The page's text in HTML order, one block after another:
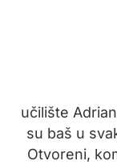
učilište
su baš u
Otvoreni,